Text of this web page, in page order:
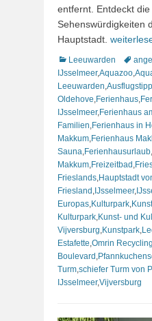
entfernt. Entdeckt
Sehenswürdigkeiten
Hauptstadt.
Kategorien
Leeuwarden
IJsselmeer,Aquazoo,
Leeuwarden,Ausflugstipp
Oldehove,Ferienhaus,
IJsselmeer,Ferienhaus
Familien,Ferienhaus in
Makkum,Ferienhaus
Sauna,Ferienhausurlaub,
Makkum,Freizeitbad ,
Frieslands,Hauptstadt
Friesland , IJsselmeer,
Europas,Kulturpark,Kunst
Kulturpark,Kunst- und
Vijversburg,Kunstpark,
Estafette,Omrin Recycling
Boulevard ,
Turm,schiefer Turm von
IJsselmeer,Vijversburg